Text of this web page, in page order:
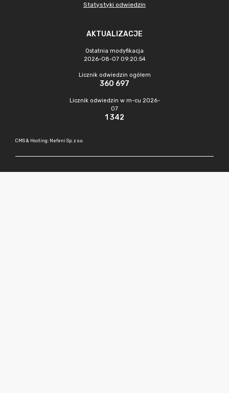
Statystyki odwiedzin
AKTUALIZACJE
Ostatnia modyfikacja
2026-08-07 09:20:54
Licznik odwiedzin ogółem
360 697
Licznik odwiedzin w m-cu 2026-
07
1 342
CMS & Hosting: Nefeni Sp. z o.o.